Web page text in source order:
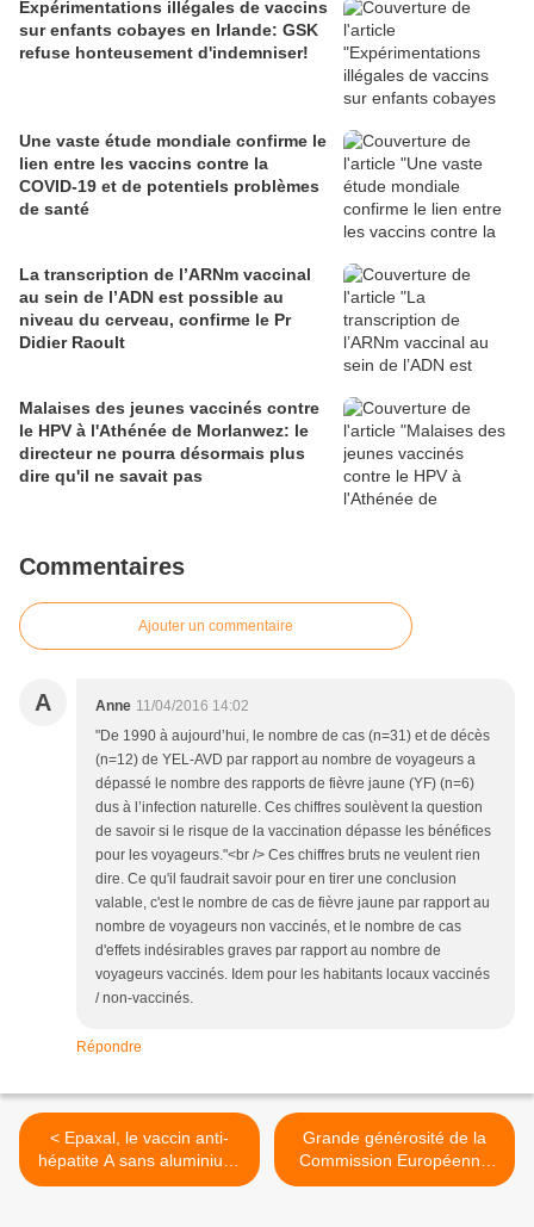
Expérimentations illégales de vaccins
sur enfants cobayes en Irlande: GSK
refuse honteusement d'indemniser!
Une vaste étude mondiale confirme le
lien entre les vaccins contre la
COVID-19 et de potentiels problèmes
de santé
La transcription de l’ARNm vaccinal
au sein de l’ADN est possible au
niveau du cerveau, confirme le Pr
Didier Raoult
Malaises des jeunes vaccinés contre
le HPV à l'Athénée de Morlanwez: le
directeur ne pourra désormais plus
dire qu'il ne savait pas
Commentaires
Ajouter un commentaire
A Anne 11/04/2016 14:02
"De 1990 à aujourd’hui, le nombre de cas (n=31) et de décès
(n=12) de YEL-AVD par rapport au nombre de voyageurs a
dépassé le nombre des rapports de fièvre jaune (YF) (n=6)
dus à l’infection naturelle. Ces chiffres soulèvent la question
de savoir si le risque de la vaccination dépasse les bénéfices
pour les voyageurs."<br /> Ces chiffres bruts ne veulent rien
dire. Ce qu'il faudrait savoir pour en tirer une conclusion
valable, c'est le nombre de cas de fièvre jaune par rapport au
nombre de voyageurs non vaccinés, et le nombre de cas
d'effets indésirables graves par rapport au nombre de
voyageurs vaccinés. Idem pour les habitants locaux vaccinés
/ non-vaccinés.
Répondre
< Epaxal, le vaccin anti-
hépatite A sans aluminium:
qu'en penser?
Grande générosité de la
Commission Européenne
envers Pfizer: le Prevenar